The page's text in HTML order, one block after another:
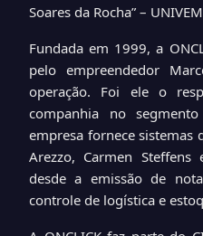
Soares da Rocha” –
Fundada em 1999, a
pelo empreendedor
operação. Foi ele o
companhia no
empresa fornece sistemas
Arezzo, Carmen
desde a emissão de
controle de logística e